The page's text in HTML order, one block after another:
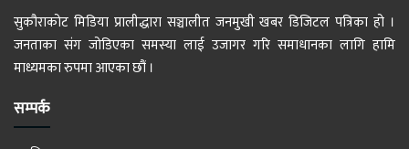
सुकौराकोट मिडिया प्रालीद्धारा सञ्चालीत जनमुखी खबर डिजिटल पत्रिका हो ।
जनताका संग जोडिएका समस्या लाई उजागर गरि समाधानका लागि हामि
माध्यमका रुपमा आएका छौं ।
सम्पर्क